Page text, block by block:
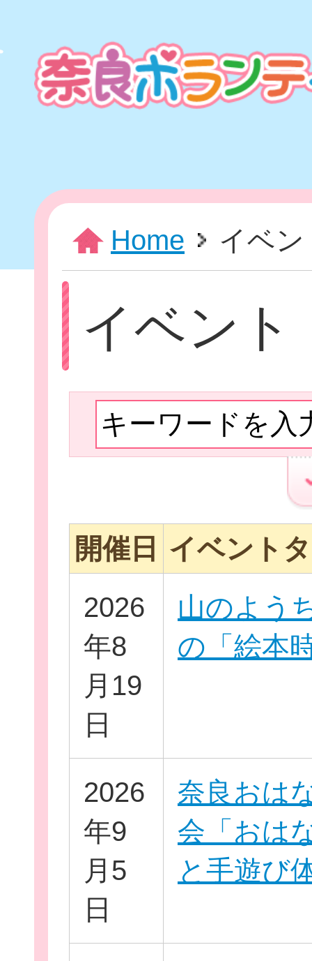
HOME
Let'sボランテ
子ども向けボ
ボランティア
イベント・講
助成情報を探す
団体を探す
Home イベ
イベント
開催日
イベント
2026
年8
月19
日
山のよう
の「絵本
2026
年9
月5
日
奈良おは
会「おは
と手遊び